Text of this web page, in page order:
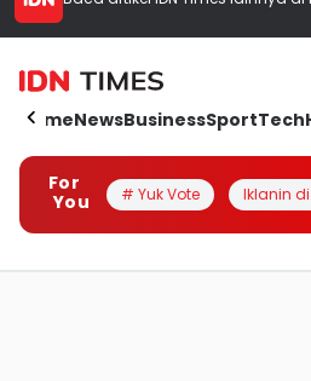
HomeNewsBusinessSportTech
For
You
# Yuk Vote Iklanin di